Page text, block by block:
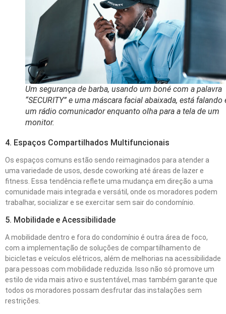
Um segurança de barba, usando um boné com a palavra
“SECURITY” e uma máscara facial abaixada, está falando
um rádio comunicador enquanto olha para a tela de um
monitor.
4. Espaços Compartilhados Multifuncionais
Os espaços comuns estão sendo reimaginados para atender a
uma variedade de usos, desde coworking até áreas de lazer e
fitness. Essa tendência reflete uma mudança em direção a uma
comunidade mais integrada e versátil, onde os moradores podem
trabalhar, socializar e se exercitar sem sair do condomínio.
5. Mobilidade e Acessibilidade
A mobilidade dentro e fora do condomínio é outra área de foco,
com a implementação de soluções de compartilhamento de
bicicletas e veículos elétricos, além de melhorias na acessibilidade
para pessoas com mobilidade reduzida. Isso não só promove um
estilo de vida mais ativo e sustentável, mas também garante que
todos os moradores possam desfrutar das instalações sem
restrições.